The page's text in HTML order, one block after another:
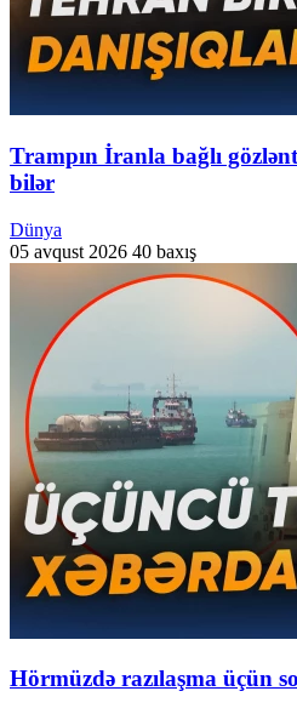
Trampın İranla bağlı
bilər
Dünya
05 avqust 2026 40 baxış
Hörmüzdə razılaşma üçün